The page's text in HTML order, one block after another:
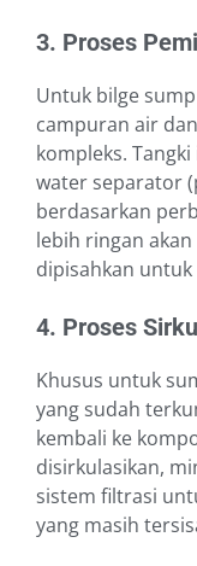
3. Proses
Untuk bilge
campuran air
kompleks.
water separator
berdasarkan
lebih ringan
dipisahkan
4. Proses
Khusus untuk
yang sudah
kembali ke
disirkulasikan,
sistem filtrasi
yang masih